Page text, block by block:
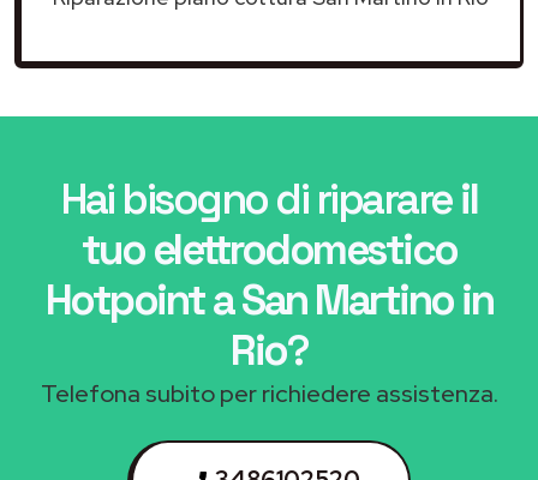
Hai bisogno di riparareil
tuo elettrodomestico
Hotpoint a San Martino in
Rio?
Telefona subito per richiedere assistenza.